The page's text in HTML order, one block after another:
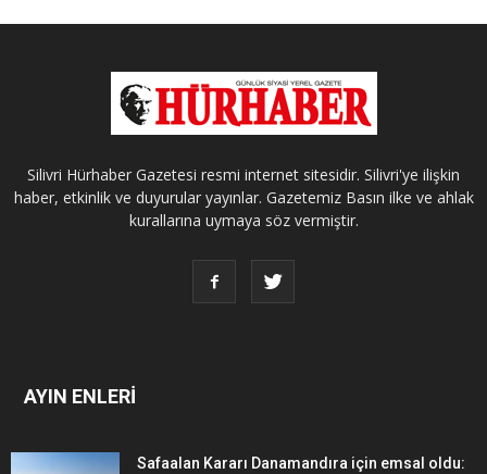
Silivri Hürhaber Gazetesi resmi internet sitesidir. Silivri'ye ilişkin
haber, etkinlik ve duyurular yayınlar. Gazetemiz Basın ilke ve ahlak
kurallarına uymaya söz vermiştir.
AYIN ENLERİ
Safaalan Kararı Danamandıra için emsal oldu: